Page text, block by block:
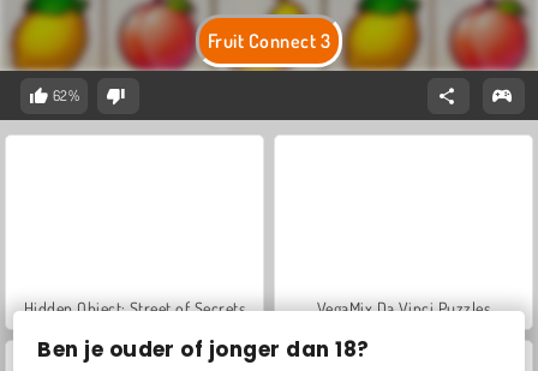
Ben je ouder of jonger dan 18?
Fruit Connect 3
62%
Hidden Object: Street of Secrets VegaMix Da Vinci Puzzles